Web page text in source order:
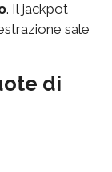
. Il jackpot
sale
di